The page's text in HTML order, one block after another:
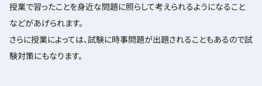
授業で習ったことを身近な問題に照らして考えられるようになること
などがあげられます。
さらに授業によっては、試験に時事問題が出題されることもあるので試
験対策にもなります。